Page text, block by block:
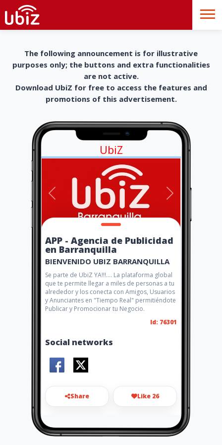
The following announcement is for illustrative
purposes only; the buttons and extra functionalities
are not active.
Download UbiZ for free to access the features and
promotions of this advertisement.
UbiZ
APP - Agencia de Publicidad
en Barranquilla
BIENVENIDO UBIZ BARRANQUILLA
Se parte de UbiZ YA!!!.... La plataforma global
que te permite llegar a miles de personas a tu
alrededor y los conecta con Amigos, Usuarios
y Anunciantes en "Tiempo Real" permitiéndote
Publicar y Promocionar tu Negocio.
Id: 76301
Social networks
Share Like 26
ubizbarranquilla@gmail.com